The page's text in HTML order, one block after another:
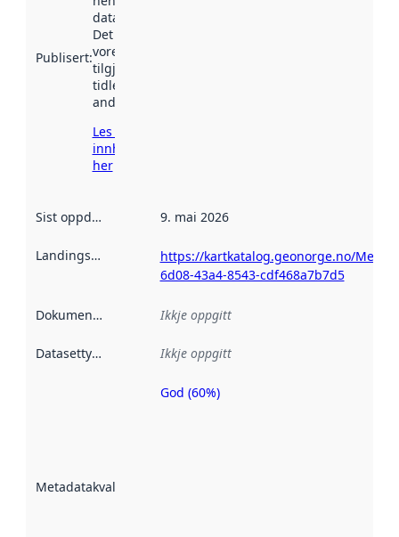
Publisert:
data.norge.no.
Det kan ha
vore
tilgjengeleg
tidlegare
andre stader.
Les meir om
innhenting
her
Sist oppdatert 9. mai 2026
Landingsside
https://kartkatalog.geonorge.no/
6d08-43a4-8543-cdf468a7b7d5
Dokumentasjon Ikkje oppgitt
Datasettype Ikkje oppgitt
Metadatakvalitet
Metadatakvalitet
God (60%)